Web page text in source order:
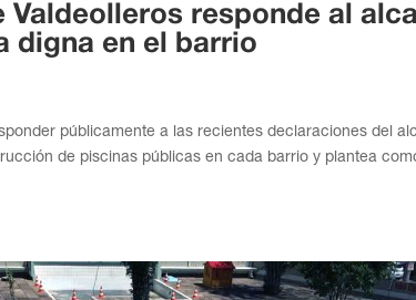
Valdeolleros responde al
digna en el barrio
públicamente a las recientes declaraciones del
de piscinas públicas en cada barrio y plantea